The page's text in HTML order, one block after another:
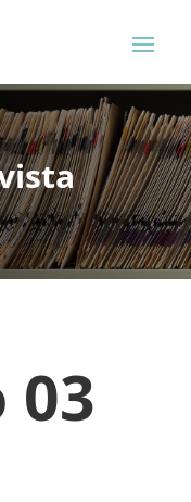
03